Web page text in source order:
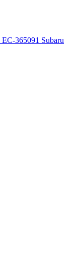
365091 Subaru